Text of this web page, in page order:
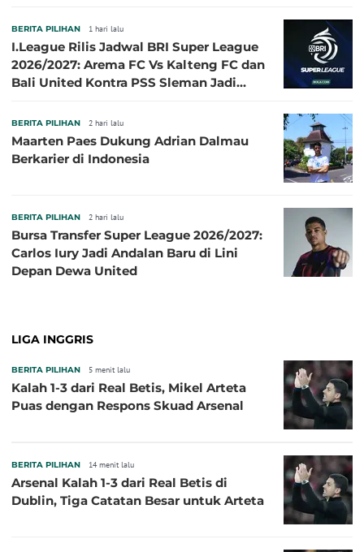
BERITA PILIHAN 1 hari lalu
I.League Rilis Jadwal BRI Super League
2026/2027: Arema FC Vs Kalteng FC dan
Bali United Kontra PSS Sleman Jadi
BERITA PILIHAN 2 hari lalu
Maarten Paes Dukung Adrian Dalmau
Berkarier di Indonesia
BERITA PILIHAN 2 hari lalu
Bursa Transfer Super League 2026/2027:
Carlos Iury Jadi Andalan Baru di Lini
Depan Dewa United
LIGA INGGRIS
BERITA PILIHAN 5 menit lalu
Kalah 1-3 dari Real Betis, Mikel Arteta
Puas dengan Respons Skuad Arsenal
BERITA PILIHAN 14 menit lalu
Arsenal Kalah 1-3 dari Real Betis di
Dublin, Tiga Catatan Besar untuk Arteta